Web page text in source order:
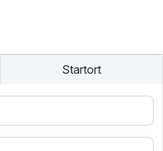
Startort